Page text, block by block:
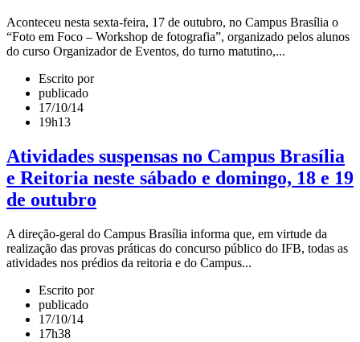
Aconteceu nesta sexta-feira, 17 de outubro, no Campus Brasília o
“Foto em Foco – Workshop de fotografia”, organizado pelos alunos
do curso Organizador de Eventos, do turno matutino,...
Escrito por
publicado
17/10/14
19h13
Atividades suspensas no Campus Brasília
e Reitoria neste sábado e domingo, 18 e 19
de outubro
A direção-geral do Campus Brasília informa que, em virtude da
realização das provas práticas do concurso público do IFB, todas as
atividades nos prédios da reitoria e do Campus...
Escrito por
publicado
17/10/14
17h38